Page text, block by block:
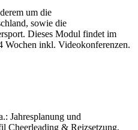
um die
sowie die
Dieses Modul findet im
Wochen inkl. Videokonferenzen.
Jahresplanung und
Cheerleading & Reizsetzung,